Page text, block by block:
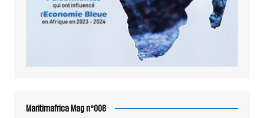
Maritimafrica Mag n°006